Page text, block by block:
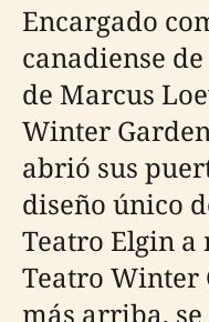
Encargado
canadiense
de Marcus
Winter
abrió sus
diseño único
Teatro Elgin a
Teatro Winter
más arriba,